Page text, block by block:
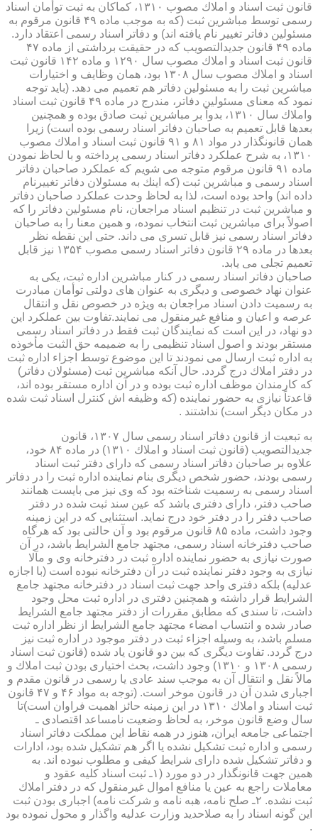
قانون ثبت اسناد و املاك مصوب ۱۳۱۰، كماكان به ثبت توأمان اسناد
رسمی توسط مباشرین ثبت (كه به موجب ماده ۴۹ قانون مرقوم به
مسئولین دفاتر تغییر نام یافته اند) و دفاتر اسناد رسمی اعتقاد دارد.
ماده ۴۹ قانون جدیدالتصویب كه در حقیقت برداشتی از ماده ۴۷
قانون ثبت اسناد و املاك مصوب سال ۱۲۹۰ و ماده ۱۴۲ قانون ثبت
اسناد و املاك مصوب سال ۱۳۰۸ بود، همان وظایف و اختیارات
مباشرین ثبت را به مسئولین دفاتر هم تعمیم می دهد. (باید توجه
نمود كه معنای مسئولین دفاتر، مندرج در ماده ۴۹ قانون ثبت اسناد
واملاك سال ۱۳۱۰، بدواً بر مباشرین ثبت صادق بوده و همچنین
بعدها قابل تعمیم به صاحبان دفاتر اسناد رسمی بوده است) زیرا
همان قانونگذار در مواد ۸۱ و ۹۱ قانون ثبت اسناد و املاك مصوب
۱۳۱۰، به شرح عملكرد دفاتر اسناد رسمی پرداخته و با لحاظ نمودن
ماده ۹۱ قانون مرقوم متوجه می شویم كه عملكرد صاحبان دفاتر
اسناد رسمی و مباشرین ثبت (كه اینك به مسئولان دفاتر تغییرنام
داده اند) واحد بوده است، لذا به لحاظ وحدت عملكرد صاحبان دفاتر
و مباشرین ثبت در تنظیم اسناد مراجعان، نام مسئولین دفاتر را كه
اصولاً برای مباشرین ثبت انتخاب نموده، و همین معنا را به صاحبان
دفاتر اسناد رسمی نیز قابل تسری می داند. حتی این نقطه نظر
بعدها در ماده ۲۹ قانون دفاتر اسناد رسمی مصوب ۱۳۵۴ نیز قابل
تعمیم تجلی می یابد.
صاحبان دفاتر اسناد رسمی در كنار مباشرین اداره ثبت، یكی به
عنوان نهاد خصوصی و دیگری به عنوان های دولتی توأمان مبادرت
به رسمیت دادن اسناد مراجعان به ویژه در خصوص نقل و انتقال
عرصه و اعیان و منافع غیرمنقول می نمایند.تفاوت بین عملكرد این
دو نهاد، در این است كه نمایندگان ثبت فقط در دفاتر اسناد رسمی
مستقر بودند و اصول اسناد تنظیمی را به ضمیمه حق الثبت مأخوذه
به اداره ثبت ارسال می نمودند تا این موضوع توسط اجزاء اداره ثبت
در دفتر املاك درج گردد. حال آنكه مباشرین ثبت (مسئولان دفاتر)
كه كارمندان موظف اداره ثبت بوده و در آن اداره مستقر بوده اند،
قاعدتاً نیازی به حضور نماینده (كه وظیفه اش كنترل اسناد ثبت شده
در مكان دیگر است) نداشتند .
به تبعیت از قانون دفاتر اسناد رسمی سال ۱۳۰۷، قانون
جدیدالتصویب (قانون ثبت اسناد و املاك ۱۳۱۰) در ماده ۸۴ خود،
علاوه بر صاحبان دفاتر اسناد رسمی كه دارای دفتر ثبت اسناد
رسمی بودند، حضور شخص دیگری بنام نماینده اداره ثبت را در دفاتر
اسناد رسمی به رسمیت شناخته بود كه وی نیز می بایست همانند
صاحب دفتر، دارای دفتری باشد كه عین سند ثبت شده در دفتر
صاحب دفتر را در دفتر خود درج نماید. استثنایی كه در این زمینه
وجود داشت، ماده ۸۵ قانون مرقوم بود و آن حالتی بود كه هرگاه
صاحب دفترخانه اسناد رسمی، مجتهد جامع الشرایط باشد، در آن
صورت نیازی به حضور نماینده اداره ثبت در دفترخانه وی و مآلا
نیازی به وجود دفتر نماینده ثبت در آن دفترخانه نبوده است (با اجازه
عدلیه) بلكه دفتری واحد جهت ثبت اسناد در دفترخانه مجتهد جامع
الشرایط قرار داشته و همچنین دفتری در اداره ثبت محل وجود
داشت، تا سندی كه مطابق مقررات از دفتر مجتهد جامع الشرایط
صادر شده و انتساب امضاء مجتهد جامع الشرایط از نظر اداره ثبت
مسلم باشد، به وسیله اجزاء ثبت در دفتر موجود در اداره ثبت نیز
درج گردد. تفاوت دیگری كه بین دو قانون یاد شده (قانون ثبت اسناد
رسمی ۱۳۰۸ و ۱۳۱۰) وجود داشت، بحث اختیاری بودن ثبت املاك و
مالاً نقل و انتقال آن به موجب سند عادی یا رسمی در قانون مقدم و
اجباری شدن آن در قانون موخر است. (توجه به مواد ۴۶ و ۴۷ قانون
ثبت اسناد و املاك ۱۳۱۰ در این زمینه حائز اهمیت فراوان است)تا
سال وضع قانون موخر، به لحاظ وضعیت نامساعد اقتصادی ـ
اجتماعی جامعه ایران، هنوز در همه نقاط این مملكت دفاتر اسناد
رسمی و اداره ثبت تشكیل نشده یا اگر هم تشكیل شده بود، ادارات
و دفاتر تشكیل شده دارای شرایط كیفی و مطلوب نبوده اند. به
همین جهت قانونگذار در دو مورد (۱ـ ثبت اسناد كلیه عقود و
معاملات راجع به عین یا منافع اموال غیرمنقول كه در دفتر املاك
ثبت نشده. ۲ـ صلح نامه، هبه نامه و شركت نامه) اجباری بودن ثبت
این گونه اسناد را به صلاحدید وزارت عدلیه واگذار و محول نموده بود
.